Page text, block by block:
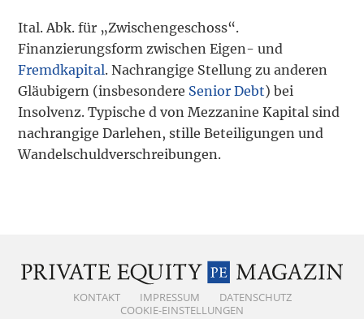
Tax
Ital. Abk. für „Zwischengeschoss“.
Finanzierungsform zwischen Eigen- und
Fremdkapital. Nachrangige Stellung zu anderen
Gläubigern (insbesondere Senior Debt) bei
Insolvenz. Typische d von Mezzanine Kapital sind
nachrangige Darlehen, stille Beteiligungen und
Wandelschuldverschreibungen.
KONTAKT IMPRESSUM
DATENSCHUTZ
COOKIE-EINSTELLUNGEN